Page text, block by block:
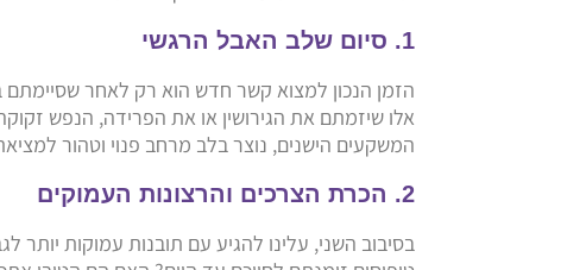
1. סיום שלב האבל הרגשי
הזמן הנכון למצוא קשר חדש הוא רק לאחר
אלו שיזמתם את הגירושין או את הפרידה, הנפש
המשקעים הישנים, נוצר בלב מרחב פנוי וטהור
2. הכרת הצרכים והרצונות העמוקים
בסיבוב השני, עלינו להגיע עם תובנות עמוקות יותר